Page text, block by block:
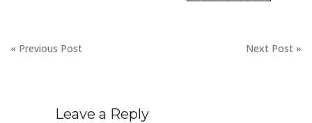
Navegación
entradas
« Previous Post Next Post »
Leave a Reply